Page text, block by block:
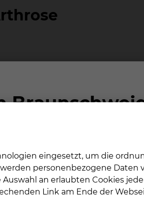
gut für die Gelenke, solange kein
Gelenk sollte ggf. eine
mit gleichmäßiger Belastung wie
eingesetzt, um die
personenbezogene Daten
an erlaubten Cookies
Link am Ende der